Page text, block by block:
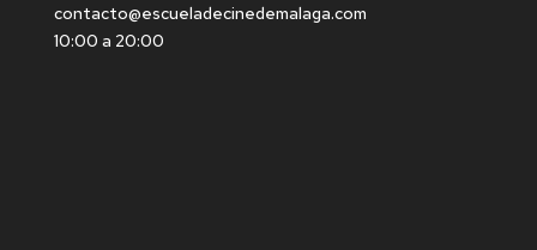
contacto@escueladecinedemalaga.com
10:00 a 20:00